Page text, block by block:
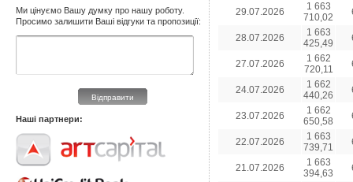
Ми цінуємо Вашу думку про нашу роботу.
Просимо залишити Ваші відгуки та пропозиції:
Відправити
Наші партнери:
29.07.2026
1 663
710,02
28.07.2026
1 663
425,49
27.07.2026
1 662
720,11
24.07.2026
1 662
440,26
23.07.2026
1 662
650,58
22.07.2026
1 663
739,71
21.07.2026
1 663
394,63